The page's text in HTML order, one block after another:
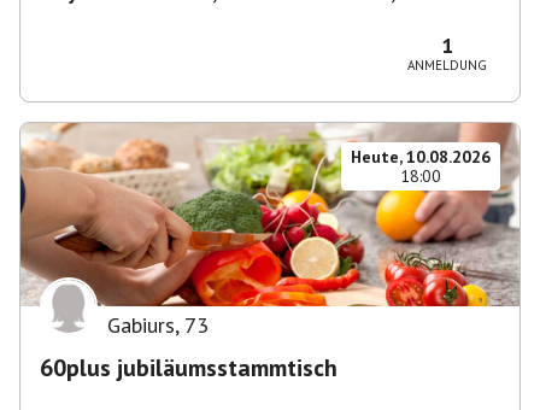
1
ANMELDUNG
Heute, 10.08.2026
18:00
Gabiurs, 73
60plus jubiläumsstammtisch